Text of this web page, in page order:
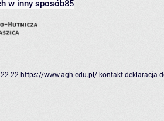
w inny sposób85
22 https://www.agh.edu.pl/ kontakt deklaracja